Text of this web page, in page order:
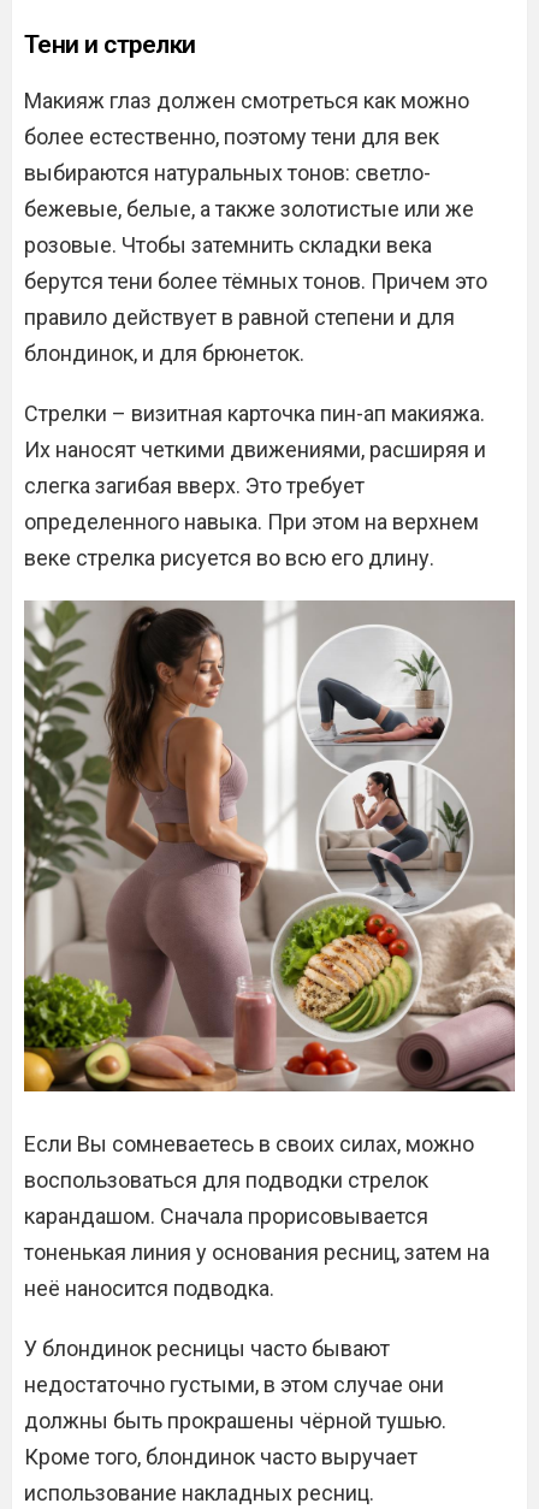
Тени и стрелки
Макияж глаз должен смотреться как можно
более естественно, поэтому тени для век
выбираются натуральных тонов: светло-
бежевые, белые, а также золотистые или же
розовые. Чтобы затемнить складки века
берутся тени более тёмных тонов. Причем это
правило действует в равной степени и для
блондинок, и для брюнеток.
Стрелки – визитная карточка пин-ап макияжа.
Их наносят четкими движениями, расширяя и
слегка загибая вверх. Это требует
определенного навыка. При этом на верхнем
веке стрелка рисуется во всю его длину.
Если Вы сомневаетесь в своих силах, можно
воспользоваться для подводки стрелок
карандашом. Сначала прорисовывается
тоненькая линия у основания ресниц, затем на
неё наносится подводка.
У блондинок ресницы часто бывают
недостаточно густыми, в этом случае они
должны быть прокрашены чёрной тушью.
Кроме того, блондинок часто выручает
использование накладных ресниц.